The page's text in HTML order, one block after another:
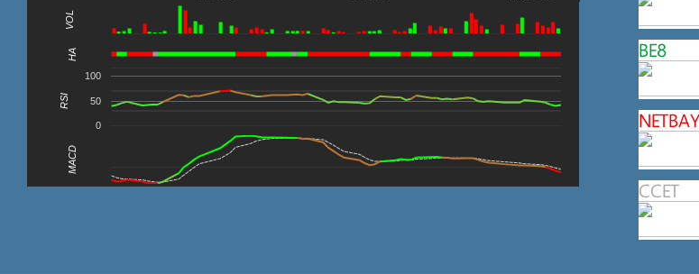
VOL
HA
0
50
100
RSI
MACD
BE8
NETBAY
CCET